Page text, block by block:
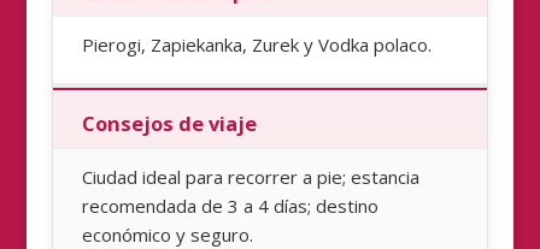
Pierogi, Zapiekanka, Zurek y Vodka polaco.
Consejos de viaje
Ciudad ideal para recorrer a pie; estancia
recomendada de 3 a 4 días; destino
económico y seguro.